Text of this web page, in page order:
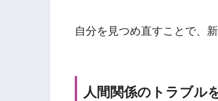
自分を見つめ直すことで、
人間関係のトラブル